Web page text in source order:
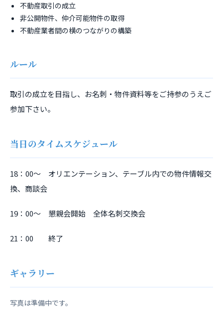
不動産取引の成立
非公開物件、仲介可能物件の取得
不動産業者間の横のつながりの構築
ルール
取引の成立を目指し、お名刺・物件資料等をご持参のうえご
参加下さい。
当日のタイムスケジュール
18：00～ オリエンテーション、テーブル内での物件情報交
換、商談会
19：00～ 懇親会開始 全体名刺交換会
21：00 終了
ギャラリー
写真は準備中です。